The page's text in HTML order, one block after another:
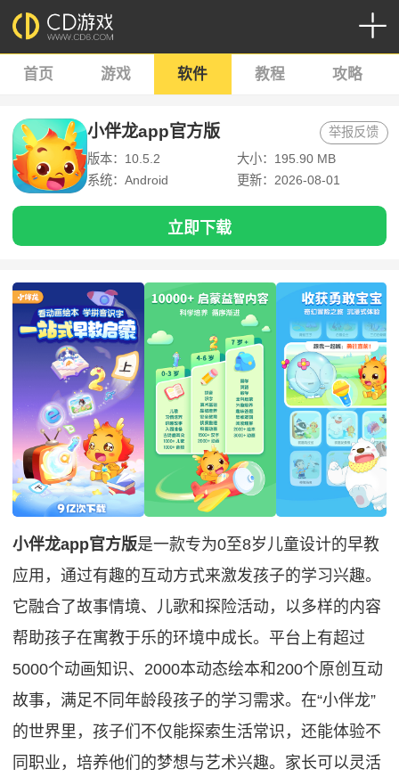
首页 游戏 软件 教程 攻略
小伴龙app官方版
版本：10.5.2
大小：195.90 MB
系统：Android
更新：2026-08-01
举报反馈
立即下载
小伴龙app官方版是一款专为0至8岁儿童设计的早教
应用，通过有趣的互动方式来激发孩子的学习兴趣。
它融合了故事情境、儿歌和探险活动，以多样的内容
帮助孩子在寓教于乐的环境中成长。平台上有超过
5000个动画知识、2000本动态绘本和200个原创互动
故事，满足不同年龄段孩子的学习需求。在“小伴龙”
的世界里，孩子们不仅能探索生活常识，还能体验不
同职业，培养他们的梦想与艺术兴趣。家长可以灵活